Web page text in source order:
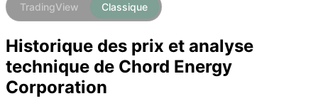
TradingView Classique
Historique des prix et analyse
technique de Chord Energy
Corporation